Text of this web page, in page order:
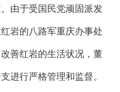
由于受国民党顽固派发
岩的八路军重庆办事处
善红岩的生活状况，董
进行严格管理和监督。